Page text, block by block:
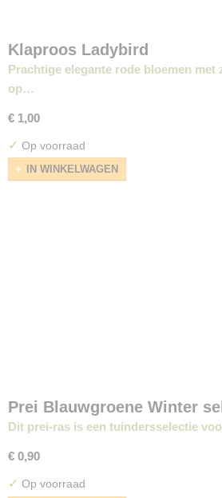
Klaproos Ladybird
Prachtige elegante rode bloemen
op…
€ 1,00
✓ Op voorraad
IN WINKELWAGEN
Prei Blauwgroene Winter
Dit prei-ras is een tuindersselectie
€ 0,90
✓ Op voorraad